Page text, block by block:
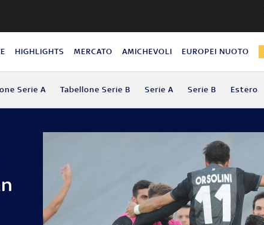
HIGHLIGHTS MERCATO AMICHEVOLI EUROPEI NUOTO
Serie A Tabellone Serie B Serie A Serie B Estero